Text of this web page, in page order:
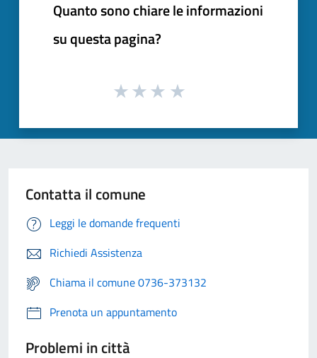
Quanto sono chiare le informazioni
su questa pagina?
Contatta il comune
Leggi le domande frequenti
Richiedi Assistenza
Chiama il comune 0736-373132
Prenota un appuntamento
Problemi in città